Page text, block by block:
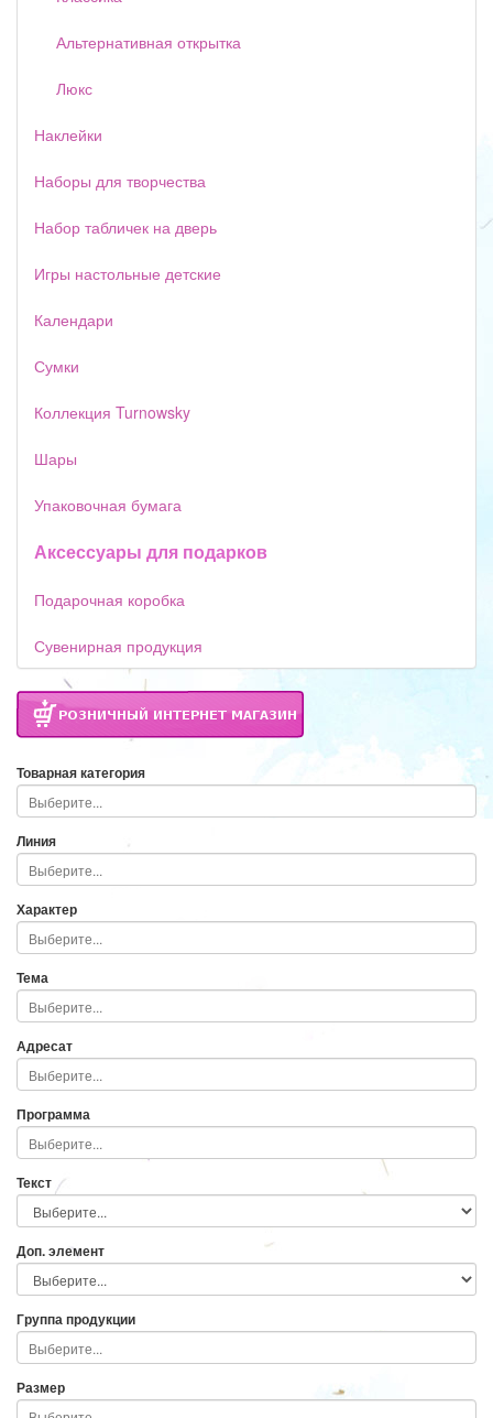
Альтернативная открытка
Люкс
Наклейки
Наборы для творчества
Набор табличек на дверь
Игры настольные детские
Календари
Сумки
Коллекция Turnowsky
Шары
Упаковочная бумага
Аксессуары для подарков
Подарочная коробка
Сувенирная продукция
Товарная категория
Линия
Характер
Тема
Адресат
Программа
Текст
Доп. элемент
Группа продукции
Размер